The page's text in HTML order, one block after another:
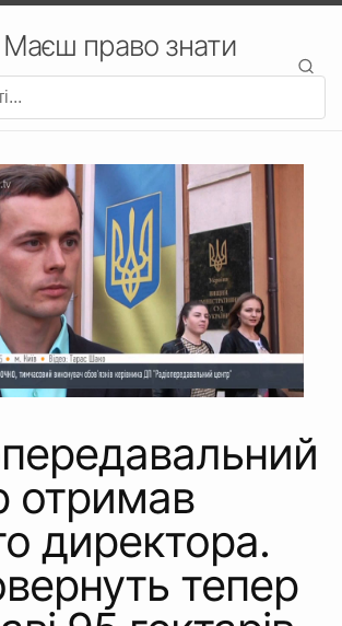
право знати
отримав
директора.
тепер